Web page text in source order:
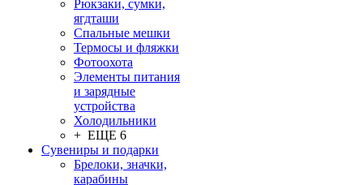
Рюкзаки, сумки,
ягдташи
Спальные мешки
Термосы и фляжки
Фотоохота
Элементы питания
и зарядные
устройства
Холодильники
+ ЕЩЕ 6
Сувениры и подарки
Брелоки, значки,
карабины